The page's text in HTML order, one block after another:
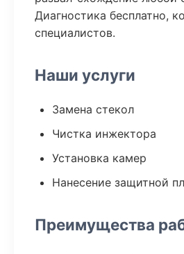
Диагностика бесплатно,
специалистов.
Наши услуги
Замена стекол
Чистка инжектора
Установка камер
Нанесение защитной
Преимущества